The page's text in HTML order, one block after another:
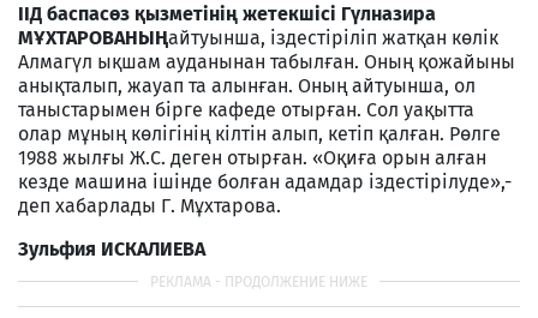
ІІД баспасөз қызметінің жетекшісі Гүлназира
МҰХТАРОВАНЫҢайтуынша, іздестіріліп жатқан көлік
Алмагүл ықшам ауданынан табылған. Оның қожайыны
анықталып, жауап та алынған. Оның айтуынша, ол
таныстарымен бірге кафеде отырған. Сол уақытта
олар мұның көлігінің кілтін алып, кетіп қалған. Рөлге
1988 жылғы Ж.С. деген отырған. «Оқиға орын алған
кезде машина ішінде болған адамдар іздестірілуде»,-
деп хабарлады Г. Мұхтарова.
Зульфия ИСКАЛИЕВА